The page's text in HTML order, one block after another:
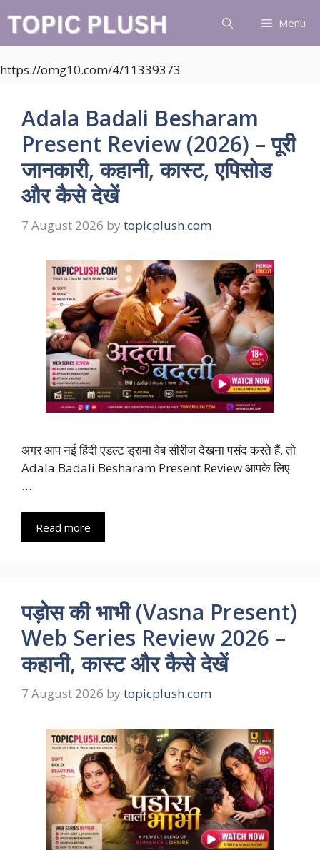
content
Menu
https://omg10.com/4/11339373
Adala Badali Besharam
Present Review (2026) – पूरी
जानकारी, कहानी, कास्ट, एपिसोड
और कैसे देखें
7 August 2026 by topicplush.com
अगर आप नई हिंदी एडल्ट ड्रामा वेब सीरीज़ देखना पसंद करते हैं, तो
Adala Badali Besharam Present Review आपके लिए
…
Read more
पड़ोस की भाभी (Vasna Present)
Web Series Review 2026 –
कहानी, कास्ट और कैसे देखें
7 August 2026 by topicplush.com